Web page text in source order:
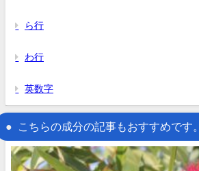
ら行
わ行
英数字
こちらの成分の記事もおすすめです。